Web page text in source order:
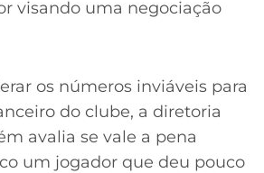
visando uma negociação
os números inviáveis para
do clube, a diretoria
avalia se vale a pena
um jogador que deu pouco